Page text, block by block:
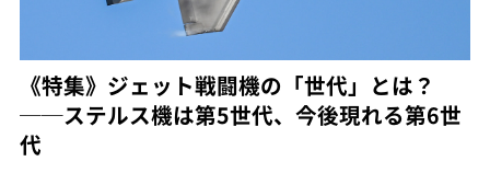
《特集》ジェット戦闘機の「世代」とは？
──ステルス機は第5世代、今後現れる第6世
代